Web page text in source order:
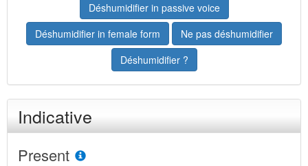
Déshumidifier in passive voice
Déshumidifier in female form
Ne pas déshumidifier
Déshumidifier ?
Indicative
Present